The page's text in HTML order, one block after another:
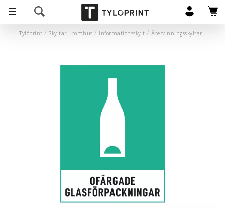
Tylöprint Skyltar utomhus Informationsskylt Återvinningsskyltar